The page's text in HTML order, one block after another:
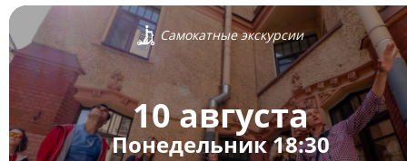
Самокатные экскурсии
10 августа
Понедельник 18:30